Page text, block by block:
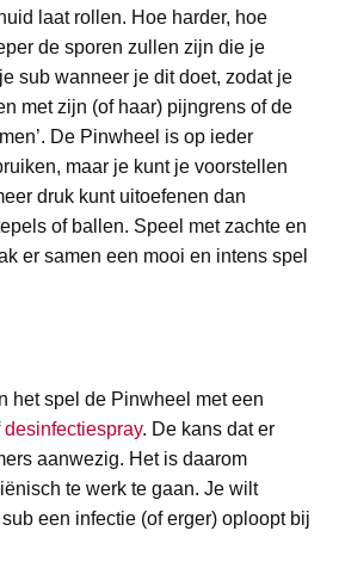
laat rollen. Hoe harder, hoe
de sporen zullen zijn die je
sub wanneer je dit doet, zodat je
met zijn (of haar) pijngrens of de
De Pinwheel is op ieder
maar je kunt je voorstellen
druk kunt uitoefenen dan
of ballen. Speel met zachte en
er samen een mooi en intens spel
het spel de Pinwheel met een
desinfectiespray. De kans dat er
aanwezig. Het is daarom
te werk te gaan. Je wilt
een infectie (of erger) oploopt bij